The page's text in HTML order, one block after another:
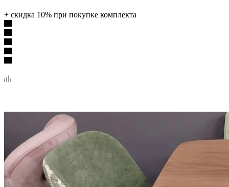
+ скидка 10% при покупке комплекта